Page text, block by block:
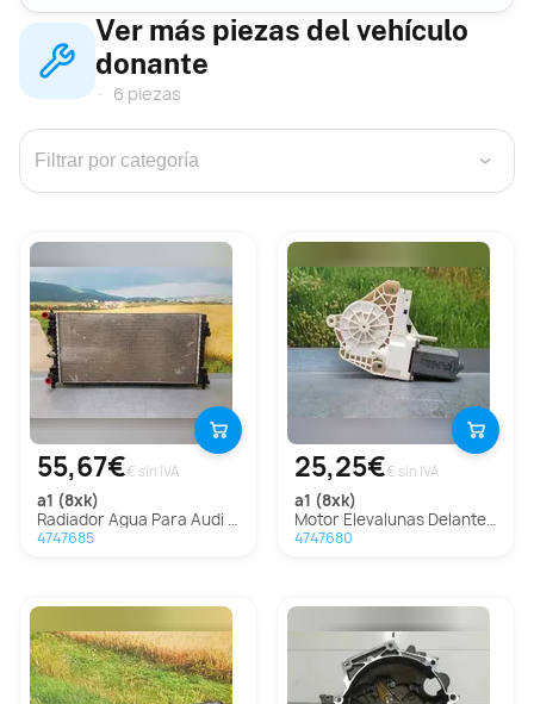
Ver más piezas del vehículo
donante
6 piezas
›
55,67€€ sin IVA
a1 (8xk)
Radiador Agua Para Audi A1
4747685
25,25€€ sin IVA
a1 (8xk)
Motor Elevalunas Delantero Izquierdo Para Audi A1
4747680